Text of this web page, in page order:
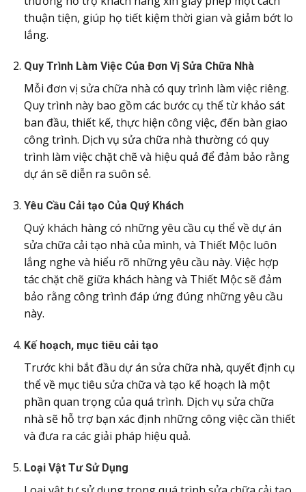
thuận tiện, giúp họ tiết kiệm thời gian và giảm bớt lo
lắng.
Quy Trình Làm Việc Của Đơn Vị Sửa Chữa Nhà
Mỗi đơn vị sửa chữa nhà có quy trình làm việc riêng.
Quy trình này bao gồm các bước cụ thể từ khảo sát
ban đầu, thiết kế, thực hiện công việc, đến bàn giao
công trình. Dịch vụ sửa chữa nhà thường có quy
trình làm việc chặt chẽ và hiệu quả để đảm bảo rằng
dự án sẽ diễn ra suôn sẻ.
Yêu Cầu Cải tạo Của Quý Khách
Quý khách hàng có những yêu cầu cụ thể về dự án
sửa chữa cải tạo nhà của mình, và Thiết Mộc luôn
lắng nghe và hiểu rõ những yêu cầu này. Việc hợp
tác chặt chẽ giữa khách hàng và Thiết Mộc sẽ đảm
bảo rằng công trình đáp ứng đúng những yêu cầu
này.
Kế hoạch, mục tiêu cải tạo
Trước khi bắt đầu dự án sửa chữa nhà, quyết định cụ
thể về mục tiêu sửa chữa và tạo kế hoạch là một
phần quan trọng của quá trình. Dịch vụ sửa chữa
nhà sẽ hỗ trợ bạn xác định những công việc cần thiết
và đưa ra các giải pháp hiệu quả.
Loại Vật Tư Sử Dụng